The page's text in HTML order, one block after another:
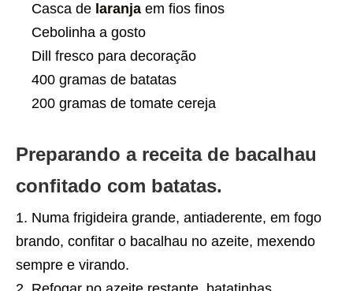
Casca de laranja em fios finos
Cebolinha a gosto
Dill fresco para decoração
400 gramas de batatas
200 gramas de tomate cereja
Preparando a receita de bacalhau
confitado com batatas.
Numa frigideira grande, antiaderente, em fogo
brando, confitar o bacalhau no azeite, mexendo
sempre e virando.